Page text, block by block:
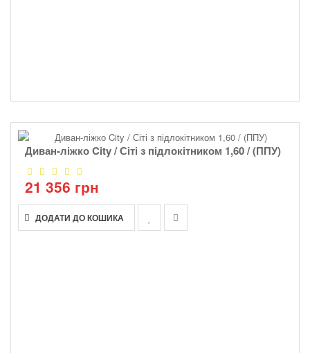
Диван-ліжко City / Сіті з підлокітником 1,60 / (ППУ)
21 356 грн
ДОДАТИ ДО КОШИКА